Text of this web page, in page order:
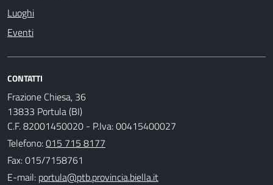
Luoghi
Eventi
CONTATTI
Frazione Chiesa, 36
13833 Portula (BI)
C.F. 82001450020 - P.Iva: 00415400027
Telefono:015 715 8177
Fax: 015/7158761
E-mail: